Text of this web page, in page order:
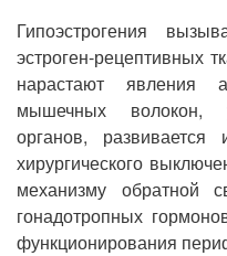
Гипоэстрогения
эстроген-рецептивных
нарастают явления
мышечных волокон,
органов, развивается
хирургического
механизму обратной
гонадотропных
функционирования